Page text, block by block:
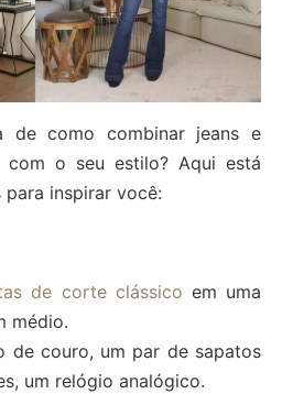
de como combinar jeans e
com o seu estilo? Aqui está
inspirar você:
de corte clássico em uma
médio.
de couro, um par de sapatos
um relógio analógico.